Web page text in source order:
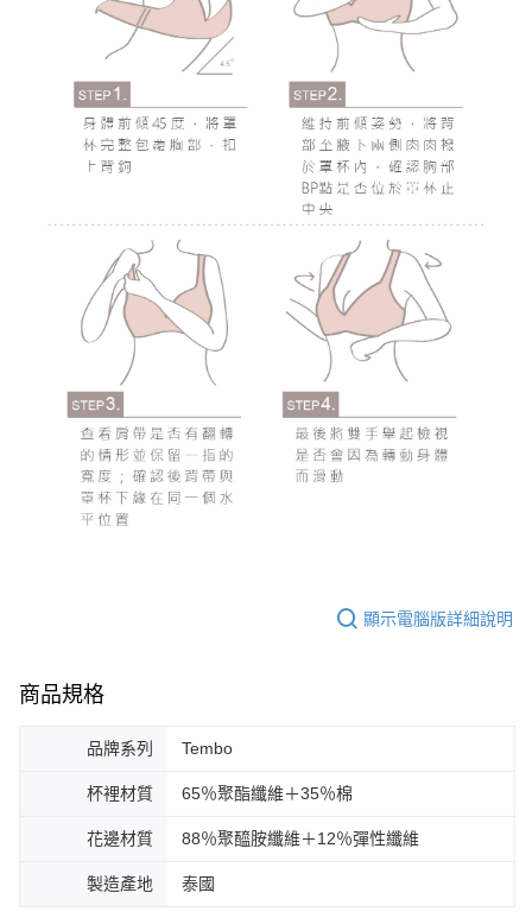
顯示電腦版詳細說明
商品規格
品牌系列 Tembo
杯裡材質 65％聚酯纖維＋35％棉
花邊材質 88％聚醯胺纖維＋12％彈性纖維
製造產地 泰國